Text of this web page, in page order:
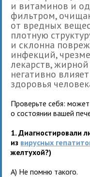
и витаминов и
фильтром,
от вредных
плотную
и склонна
инфекций,
лекарств,
негативно
здоровья
Проверьте себя:
о состоянии вашей
1. Диагностировали
из вирусных
желтухой?)
А) Не помню такого.